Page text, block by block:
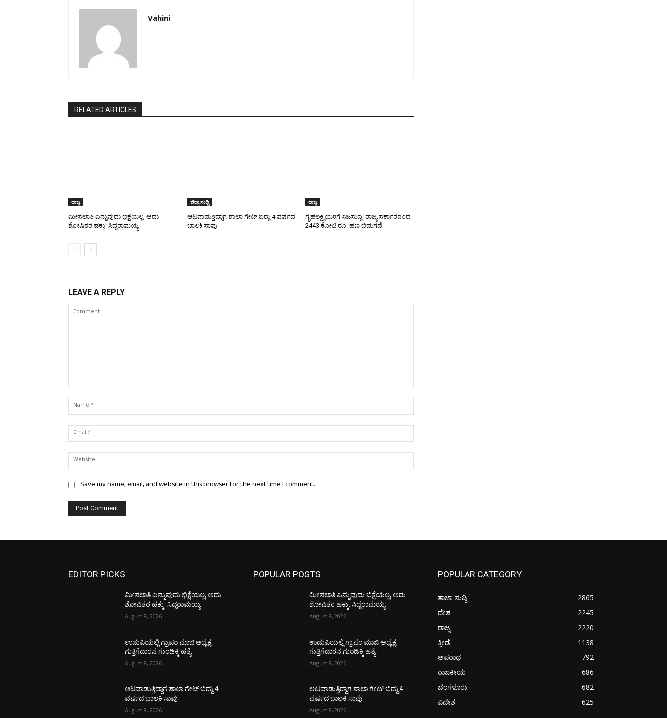
Vahini
RELATED ARTICLES
ರಾಜ್ಯ
ಮೀಸಲಾತಿ ಎನ್ನುವುದು ಭಿಕ್ಷೆಯಲ್ಲ, ಅದು
ಶೋಷಿತರ ಹಕ್ಕು: ಸಿದ್ದರಾಮಯ್ಯ
ಜಿಲ್ಲಾ ಸುದ್ದಿ
ಆಟವಾಡುತ್ತಿದ್ದಾಗ ಶಾಲಾ ಗೇಟ್‌ ಬಿದ್ದು 4 ವರ್ಷದ
ಬಾಲಕಿ ಸಾವು
ರಾಜ್ಯ
ಗೃಹಲಕ್ಷ್ಮಿಯರಿಗೆ ಸಿಹಿಸುದ್ದಿ: ರಾಜ್ಯ ಸರ್ಕಾರದಿಂದ
2443 ಕೋಟಿ ರೂ. ಹಣ ಬಿಡುಗಡೆ
LEAVE A REPLY
Save my name, email, and website in this browser for the next time I comment.
EDITOR PICKS
ಮೀಸಲಾತಿ ಎನ್ನುವುದು ಭಿಕ್ಷೆಯಲ್ಲ, ಅದು
ಶೋಷಿತರ ಹಕ್ಕು: ಸಿದ್ದರಾಮಯ್ಯ
August 8, 2026
ಉಡುಪಿಯಲ್ಲಿ ಗ್ರಾಪಂ ಮಾಜಿ ಅಧ್ಯಕ್ಷ,
ಗುತ್ತಿಗೆದಾರನ ಗುಂಡಿಕ್ಕಿ ಹತ್ಯೆ
August 8, 2026
ಆಟವಾಡುತ್ತಿದ್ದಾಗ ಶಾಲಾ ಗೇಟ್‌ ಬಿದ್ದು 4
ವರ್ಷದ ಬಾಲಕಿ ಸಾವು
August 8, 2026
POPULAR POSTS
ಮೀಸಲಾತಿ ಎನ್ನುವುದು ಭಿಕ್ಷೆಯಲ್ಲ, ಅದು
ಶೋಷಿತರ ಹಕ್ಕು: ಸಿದ್ದರಾಮಯ್ಯ
August 8, 2026
ಉಡುಪಿಯಲ್ಲಿ ಗ್ರಾಪಂ ಮಾಜಿ ಅಧ್ಯಕ್ಷ,
ಗುತ್ತಿಗೆದಾರನ ಗುಂಡಿಕ್ಕಿ ಹತ್ಯೆ
August 8, 2026
ಆಟವಾಡುತ್ತಿದ್ದಾಗ ಶಾಲಾ ಗೇಟ್‌ ಬಿದ್ದು 4
ವರ್ಷದ ಬಾಲಕಿ ಸಾವು
August 8, 2026
POPULAR CATEGORY
ತಾಜಾ ಸುದ್ದಿ
2865
ದೇಶ
2245
ರಾಜ್ಯ
2220
ಕ್ರೀಡೆ
1138
ಅಪರಾಧ
792
ರಾಜಕೀಯ
686
ಬೆಂಗಳೂರು
682
ವಿದೇಶ
625